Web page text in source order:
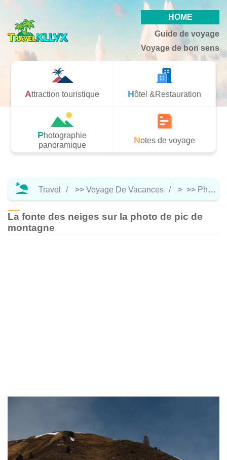
HOME
Guide de voyage
Voyage de bon sens
Attraction touristique Hôtel &Restauration
Photographie
panoramique
Notes de voyage
Travel >> Voyage De Vacances > >> Photographie Panoramique
La fonte des neiges sur la photo de pic de
montagne